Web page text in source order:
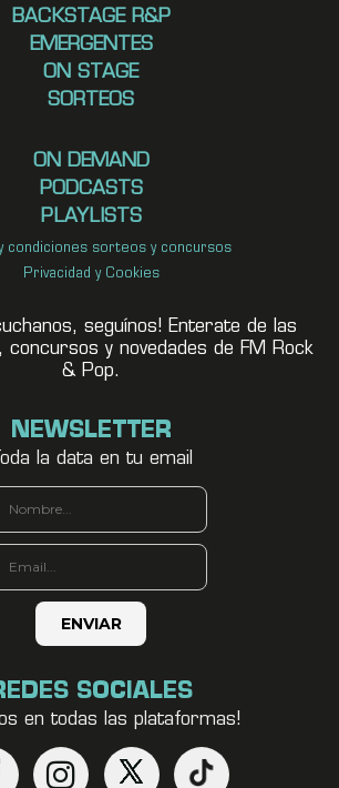
BACKSTAGE R&P
EMERGENTES
ON STAGE
SORTEOS
ON DEMAND
PODCASTS
PLAYLISTS
condiciones sorteos y concursos
Privacidad y Cookies
seguínos! Enterate de las
concursos y novedades de FM Rock
& Pop.
NEWSLETTER
la data en tu email
SOCIALES
en todas las plataformas!